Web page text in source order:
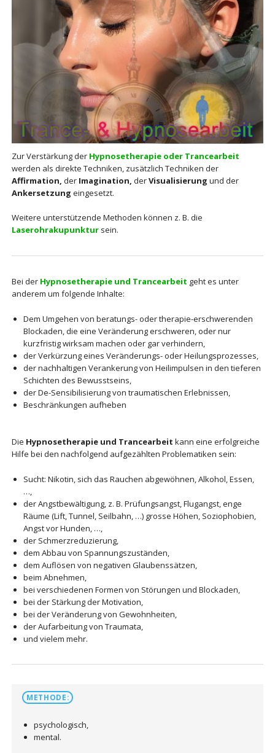
Zur Verstärkung der Hypnosetherapie oder Trancearbeit
werden als direkte Techniken, zusätzlich Techniken der
Affirmation, der Imagination, derVisualisierung und der
Ankersetzung eingesetzt.
Weitere unterstützende Methoden können z. B. die
Laserohrakupunktursein.
Bei der Hypnosetherapie und Trancearbeit geht es unter
anderem um folgende Inhalte:
Dem Umgehen von beratungs- oder therapie-erschwerenden
Blockaden, die eine Veränderung erschweren, oder nur
kurzfristig wirksam machen oder gar verhindern,
der Verkürzung eines Veränderungs- oder Heilungsprozesses,
der nachhaltigen Verankerung von Heilimpulsen in den tieferen
Schichten des Bewusstseins,
der De-Sensibilisierung von traumatischen Erlebnissen,
Beschränkungen aufheben
Die Hypnosetherapie und Trancearbeit kann eine erfolgreiche
Hilfe bei den nachfolgend aufgezählten Problematiken sein:
Sucht: Nikotin, sich das Rauchen abgewöhnen, Alkohol, Essen,
…,
der Angstbewältigung, z. B. Prüfungsangst, Flugangst, enge
Räume (Lift, Tunnel, Seilbahn, …) grosse Höhen, Soziophobien,
Angst vor Hunden, …,
der Schmerzreduzierung,
dem Abbau von Spannungszuständen,
dem Auflösen von negativen Glaubenssätzen,
beim Abnehmen,
bei verschiedenen Formen von Störungen und Blockaden,
bei der Stärkung der Motivation,
bei der Veränderung von Gewohnheiten,
der Aufarbeitung von Traumata,
und vielem mehr.
METHODE:
psychologisch,
mental.